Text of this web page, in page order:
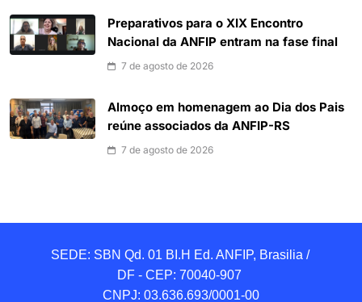
Preparativos para o XIX Encontro
Nacional da ANFIP entram na fase final
7 de agosto de 2026
Almoço em homenagem ao Dia dos Pais
reúne associados da ANFIP-RS
7 de agosto de 2026
SEDE: SBN Qd. 01 BI.H Ed. ANFIP, Brasilia /
DF - CEP: 70040-907
CNPJ: 03.636.693/0001-00